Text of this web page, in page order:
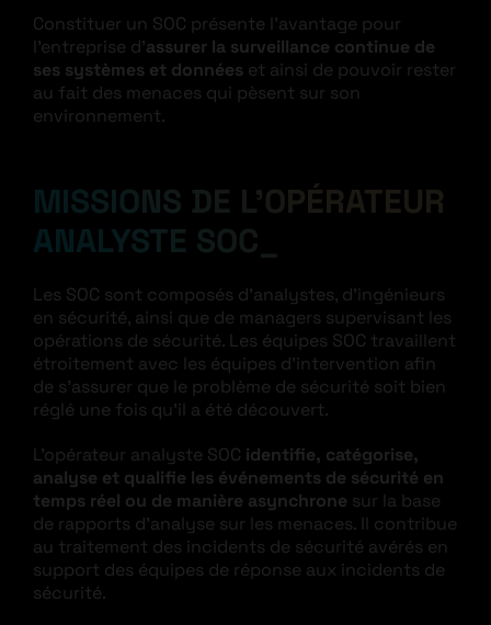
Constituer un SOC présente l’avantage pour
l’entreprise d’assurer la surveillance continue de
ses systèmes et données et ainsi de pouvoir rester
au fait des menaces qui pèsent sur son
environnement.
MISSIONS DE L’OPÉRATEUR
ANALYSTE SOC
Les SOC sont composés d’analystes, d’ingénieurs
en sécurité, ainsi que de managers supervisant les
opérations de sécurité. Les équipes SOC travaillent
étroitement avec les équipes d’intervention afin
de s’assurer que le problème de sécurité soit bien
réglé une fois qu’il a été découvert.
L’opérateur analyste SOC identifie, catégorise,
analyse et qualifie les événements de sécurité en
temps réel ou de manière asynchrone sur la base
de rapports d’analyse sur les menaces. Il contribue
au traitement des incidents de sécurité avérés en
support des équipes de réponse aux incidents de
sécurité.